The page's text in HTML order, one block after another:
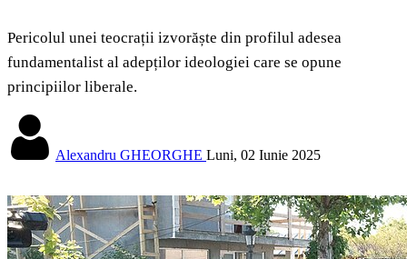
Pericolul unei teocrații izvorăște din profilul adesea
fundamentalist al adepților ideologiei care se opune
principiilor liberale.
Alexandru GHEORGHE Luni, 02 Iunie 2025